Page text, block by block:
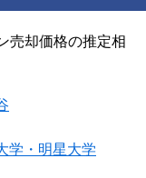
売却価格の推定相
学・明星大学